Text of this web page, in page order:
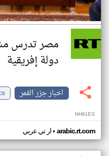
مصر تدرس
دولة إفريقية
اخبار جزر القمر
NH91ES
ار تي عربي• arabic.rt.com